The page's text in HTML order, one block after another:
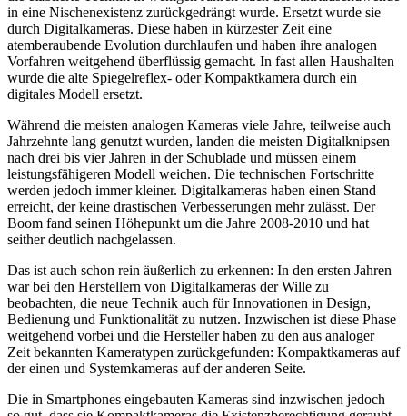
in eine Nischenexistenz zurückgedrängt wurde. Ersetzt wurde sie
durch Digitalkameras. Diese haben in kürzester Zeit eine
atemberaubende Evolution durchlaufen und haben ihre analogen
Vorfahren weitgehend überflüssig gemacht. In fast allen Haushalten
wurde die alte Spiegelreflex- oder Kompaktkamera durch ein
digitales Modell ersetzt.
Während die meisten analogen Kameras viele Jahre, teilweise auch
Jahrzehnte lang genutzt wurden, landen die meisten Digitalknipsen
nach drei bis vier Jahren in der Schublade und müssen einem
leistungsfähigeren Modell weichen. Die technischen Fortschritte
werden jedoch immer kleiner. Digitalkameras haben einen Stand
erreicht, der keine drastischen Verbesserungen mehr zulässt. Der
Boom fand seinen Höhepunkt um die Jahre 2008-2010 und hat
seither deutlich nachgelassen.
Das ist auch schon rein äußerlich zu erkennen: In den ersten Jahren
war bei den Herstellern von Digitalkameras der Wille zu
beobachten, die neue Technik auch für Innovationen in Design,
Bedienung und Funktionalität zu nutzen. Inzwischen ist diese Phase
weitgehend vorbei und die Hersteller haben zu den aus analoger
Zeit bekannten Kameratypen zurückgefunden: Kompaktkameras auf
der einen und Systemkameras auf der anderen Seite.
Die in Smartphones eingebauten Kameras sind inzwischen jedoch